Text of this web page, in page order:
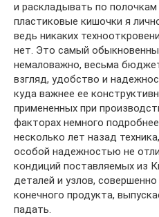
и раскладывать по полочкам
пластиковые кишочки я
ведь никаких
нет. Это самый
немаловажно, весьма
взгляд, удобство и
куда важнее ее
примененных при
факторах немного
несколько лет назад
особой надежностью не
кондиций поставляемых из
деталей и узлов,
конечного продукта,
падать.